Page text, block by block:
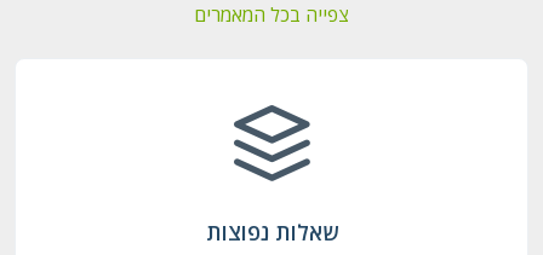
צפייה בכל המאמרים
שאלות נפוצות